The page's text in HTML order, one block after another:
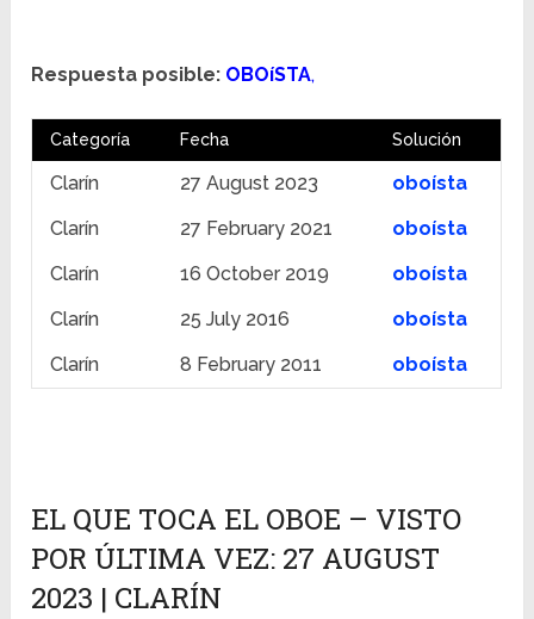
Respuesta posible: OBOíSTA,
Categoría Fecha Solución
Clarín 27 August 2023
oboísta
Clarín
27 February 2021
oboísta
Clarín
16 October 2019
oboísta
Clarín
25 July 2016
oboísta
Clarín
8 February 2011 oboísta
EL QUE TOCA EL OBOE – VISTO
POR ÚLTIMA VEZ: 27 AUGUST
2023 | CLARÍN